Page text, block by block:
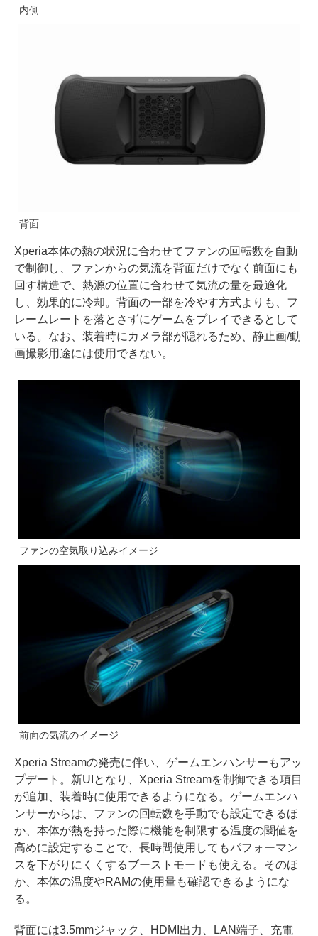
内側
背面
Xperia本体の熱の状況に合わせてファンの回転数を自動
で制御し、ファンからの気流を背面だけでなく前面にも
回す構造で、熱源の位置に合わせて気流の量を最適化
し、効果的に冷却。背面の一部を冷やす方式よりも、フ
レームレートを落とさずにゲームをプレイできるとして
いる。なお、装着時にカメラ部が隠れるため、静止画/動
画撮影用途には使用できない。
ファンの空気取り込みイメージ
前面の気流のイメージ
Xperia Streamの発売に伴い、ゲームエンハンサーもアッ
プデート。新UIとなり、Xperia Streamを制御できる項目
が追加、装着時に使用できるようになる。ゲームエンハ
ンサーからは、ファンの回転数を手動でも設定できるほ
か、本体が熱を持った際に機能を制限する温度の閾値を
高めに設定することで、長時間使用してもパフォーマン
スを下がりにくくするブーストモードも使える。そのほ
か、本体の温度やRAMの使用量も確認できるようにな
る。
背面には3.5mmジャック、HDMI出力、LAN端子、充電